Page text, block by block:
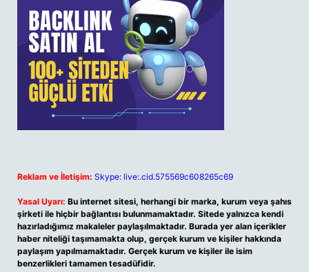
Reklam ve İletişim: Skype: live:.cid.575569c608265c69
Yasal Uyarı: Bu internet sitesi, herhangi bir marka, kurum veya şahıs
şirketi ile hiçbir bağlantısı bulunmamaktadır. Sitede yalnızca kendi
hazırladığımız makaleler paylaşılmaktadır. Burada yer alan içerikler
haber niteliği taşımamakta olup, gerçek kurum ve kişiler hakkında
paylaşım yapılmamaktadır. Gerçek kurum ve kişiler ile isim
benzerlikleri tamamen tesadüfidir.